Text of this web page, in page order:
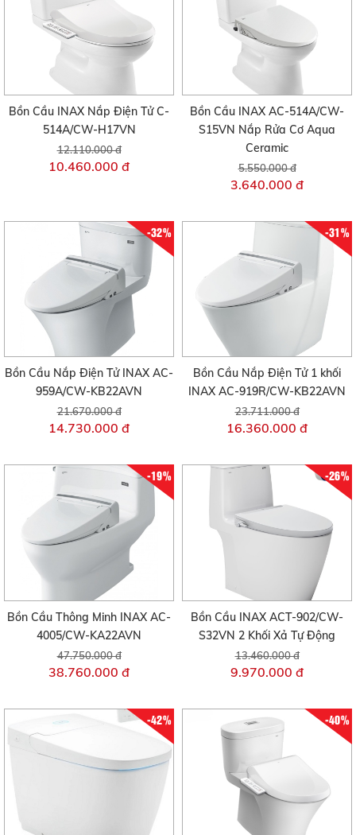
Bồn Cầu INAX Nắp Điện Tử C-
514A/CW-H17VN
12.110.000 đ
10.460.000 đ
Bồn Cầu INAX AC-514A/CW-
S15VN Nắp Rửa Cơ Aqua
Ceramic
5.550.000 đ
3.640.000 đ
-32%
Bồn Cầu Nắp Điện Tử INAX AC-
959A/CW-KB22AVN
21.670.000 đ
14.730.000 đ
-31%
Bồn Cầu Nắp Điện Tử 1 khối
INAX AC-919R/CW-KB22AVN
23.711.000 đ
16.360.000 đ
-19%
Bồn Cầu Thông Minh INAX AC-
4005/CW-KA22AVN
47.750.000 đ
38.760.000 đ
-26%
Bồn Cầu INAX ACT-902/CW-
S32VN 2 Khối Xả Tự Động
13.460.000 đ
9.970.000 đ
-42% -40%